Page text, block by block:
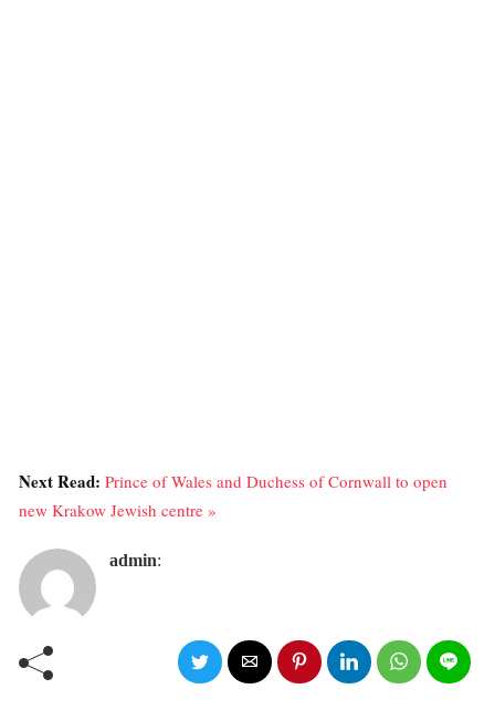
Next Read: Prince of Wales and Duchess of Cornwall to open
new Krakow Jewish centre »
admin: